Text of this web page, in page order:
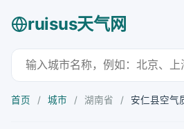
ruisus天气网
首页 / 城市 / 湖南省 / 安仁县空气